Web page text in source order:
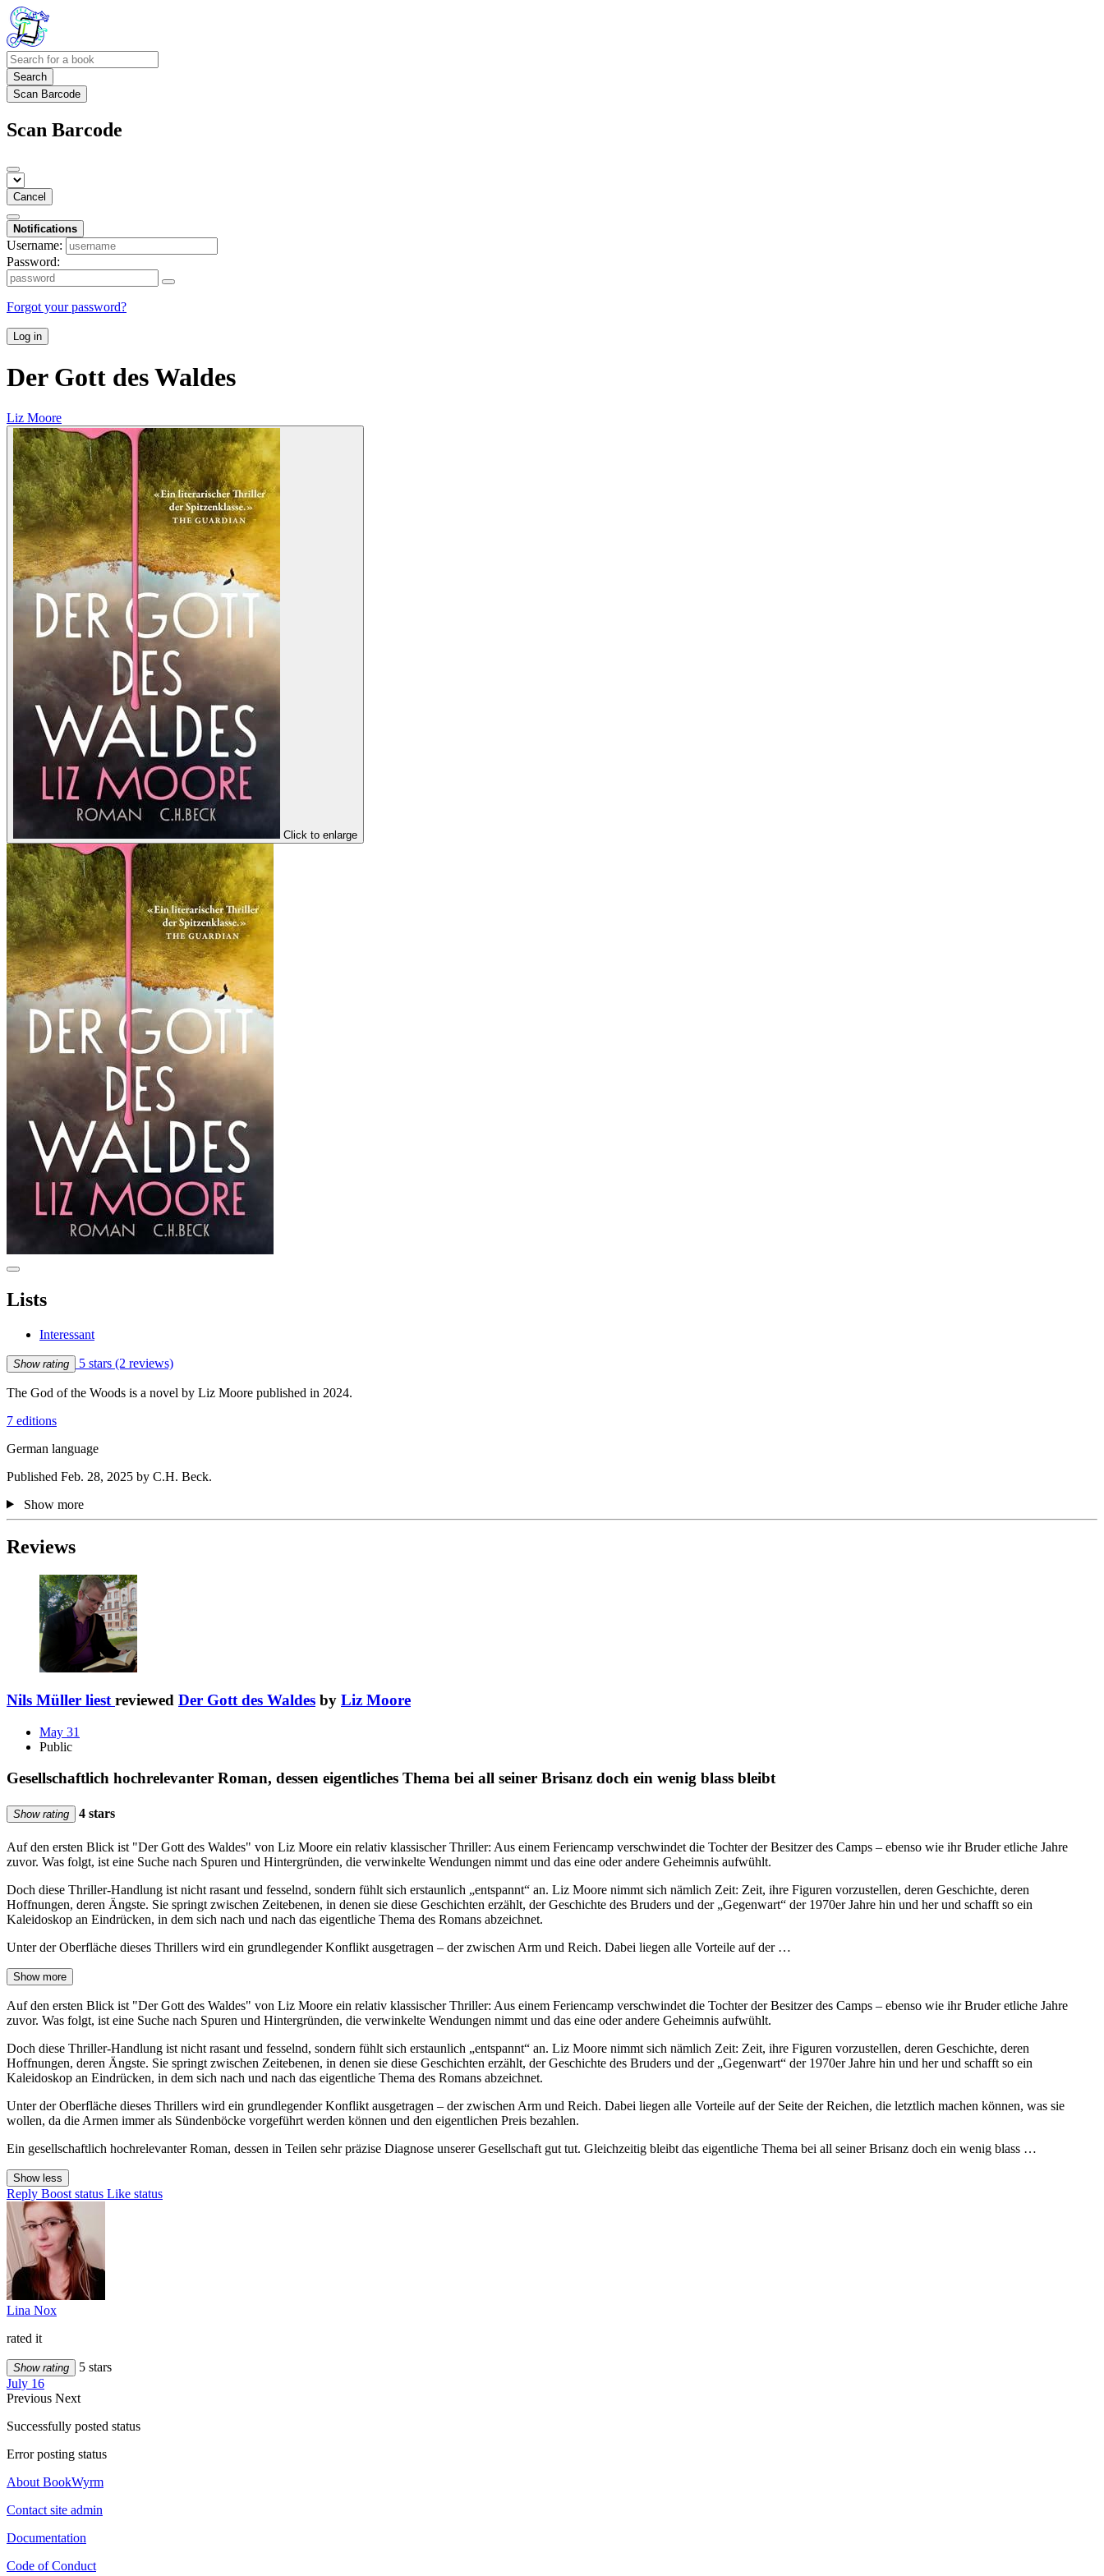
Search
Scan Barcode
Scan Barcode
Cancel
Notifications
Username:
Password:
Forgot your password?
Log in
Der Gott des Waldes
Liz Moore
Click to enlarge
Lists
Interessant
Show rating 5 stars (2 reviews)
The God of the Woods is a novel by Liz Moore published in 2024.
7 editions
German language
Published Feb. 28, 2025 by C.H. Beck.
Show more
Reviews
Nils Müller liest reviewed Der Gott des Waldes by Liz Moore
May 31
Public
Gesellschaftlich hochrelevanter Roman, dessen eigentliches Thema bei all seiner Brisanz doch ein wenig blass bleibt
Show rating 4 stars
Auf den ersten Blick ist "Der Gott des Waldes" von Liz Moore ein relativ klassischer Thriller: Aus einem Feriencamp verschwindet die Tochter der Besitzer des Camps – ebenso wie ihr Bruder etliche Jahre
zuvor. Was folgt, ist eine Suche nach Spuren und Hintergründen, die verwinkelte Wendungen nimmt und das eine oder andere Geheimnis aufwühlt.
Doch diese Thriller-Handlung ist nicht rasant und fesselnd, sondern fühlt sich erstaunlich „entspannt“ an. Liz Moore nimmt sich nämlich Zeit: Zeit, ihre Figuren vorzustellen, deren Geschichte, deren
Hoffnungen, deren Ängste. Sie springt zwischen Zeitebenen, in denen sie diese Geschichten erzählt, der Geschichte des Bruders und der „Gegenwart“ der 1970er Jahre hin und her und schafft so ein
Kaleidoskop an Eindrücken, in dem sich nach und nach das eigentliche Thema des Romans abzeichnet.
Unter der Oberfläche dieses Thrillers wird ein grundlegender Konflikt ausgetragen – der zwischen Arm und Reich. Dabei liegen alle Vorteile auf der …
Show more
Auf den ersten Blick ist "Der Gott des Waldes" von Liz Moore ein relativ klassischer Thriller: Aus einem Feriencamp verschwindet die Tochter der Besitzer des Camps – ebenso wie ihr Bruder etliche Jahre
zuvor. Was folgt, ist eine Suche nach Spuren und Hintergründen, die verwinkelte Wendungen nimmt und das eine oder andere Geheimnis aufwühlt.
Doch diese Thriller-Handlung ist nicht rasant und fesselnd, sondern fühlt sich erstaunlich „entspannt“ an. Liz Moore nimmt sich nämlich Zeit: Zeit, ihre Figuren vorzustellen, deren Geschichte, deren
Hoffnungen, deren Ängste. Sie springt zwischen Zeitebenen, in denen sie diese Geschichten erzählt, der Geschichte des Bruders und der „Gegenwart“ der 1970er Jahre hin und her und schafft so ein
Kaleidoskop an Eindrücken, in dem sich nach und nach das eigentliche Thema des Romans abzeichnet.
Unter der Oberfläche dieses Thrillers wird ein grundlegender Konflikt ausgetragen – der zwischen Arm und Reich. Dabei liegen alle Vorteile auf der Seite der Reichen, die letztlich machen können, was sie
wollen, da die Armen immer als Sündenböcke vorgeführt werden können und den eigentlichen Preis bezahlen.
Ein gesellschaftlich hochrelevanter Roman, dessen in Teilen sehr präzise Diagnose unserer Gesellschaft gut tut. Gleichzeitig bleibt das eigentliche Thema bei all seiner Brisanz doch ein wenig blass …
Show less
Reply Boost status Like status
Lina Nox
rated it
Show rating
5 stars
July 16
Previous Next
Successfully posted status
Error posting status
About BookWyrm
Contact site admin
Documentation
Code of Conduct